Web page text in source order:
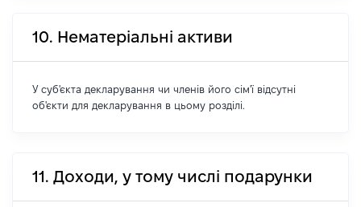
10. Нематеріальні активи
У суб'єкта декларування чи членів його сім'ї відсутні
об'єкти для декларування в цьому розділі.
11. Доходи, у тому числі подарунки